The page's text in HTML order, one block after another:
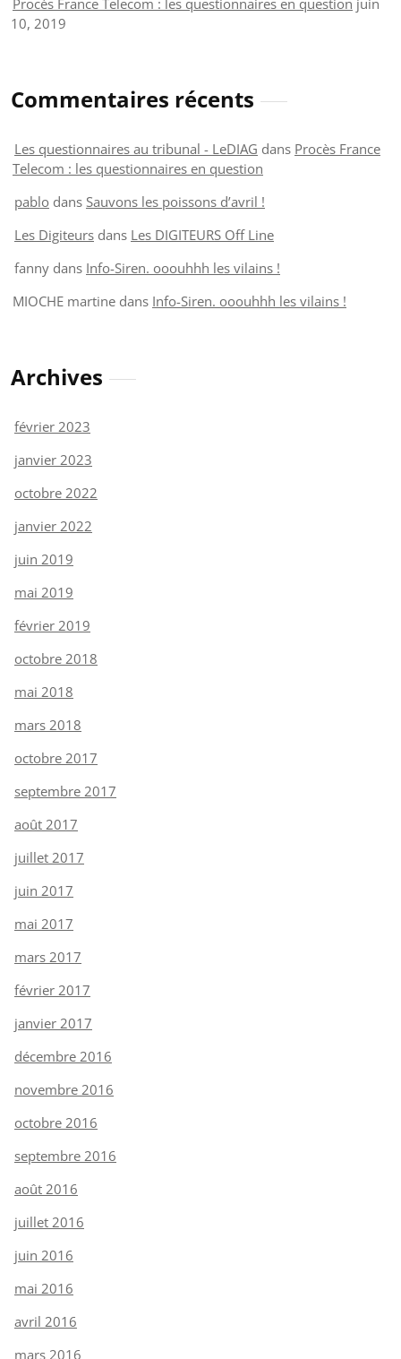
10, 2019
Commentaires récents
Les questionnaires au tribunal - LeDIAG dans Procès France
Telecom : les questionnaires en question
pablo dans Sauvons les poissons d’avril !
Les Digiteurs dans Les DIGITEURS Off Line
fanny dans Info-Siren. ooouhhh les vilains !
MIOCHE martine dans Info-Siren. ooouhhh les vilains !
Archives
février 2023
janvier 2023
octobre 2022
janvier 2022
juin 2019
mai 2019
février 2019
octobre 2018
mai 2018
mars 2018
octobre 2017
septembre 2017
août 2017
juillet 2017
juin 2017
mai 2017
mars 2017
février 2017
janvier 2017
décembre 2016
novembre 2016
octobre 2016
septembre 2016
août 2016
juillet 2016
juin 2016
mai 2016
avril 2016
mars 2016